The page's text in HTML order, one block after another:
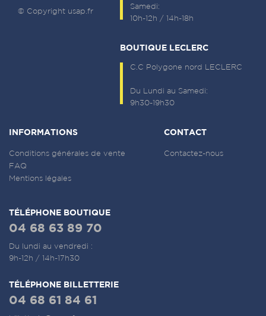
© Copyright usap.fr
Samedi:
10h-12h / 14h-18h
BOUTIQUE LECLERC
C.C Polygone nord LECLERC
Du Lundi au Samedi:
9h30-19h30
INFORMATIONS
Conditions générales de vente
FAQ
Mentions légales
TÉLÉPHONE BOUTIQUE
04 68 63 89 70
Du lundi au vendredi :
9h-12h / 14h-17h30
TÉLÉPHONE BILLETTERIE
04 68 61 84 61
CONTACT
Contactez-nous